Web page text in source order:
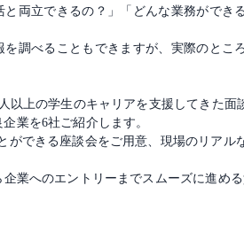
と両立できるの？」「どんな業務ができ
調べることもできますが、実際のとこ
以上の学生のキャリアを支援してきた面
業を6社ご紹介します。
ができる座談会をご用意、現場のリアル
業へのエントリーまでスムーズに進める